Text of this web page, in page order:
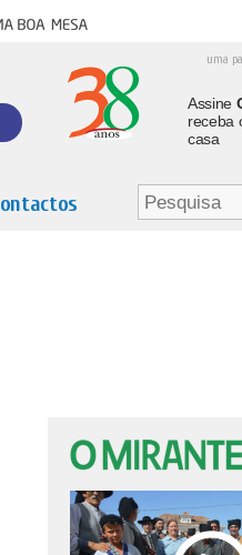
boa mesa
uma
Assine
receba
casa